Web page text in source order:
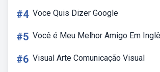
#4 Voce Quis Dizer Google
#5 Você é Meu Melhor Amigo Em
#6 Visual Arte Comunicação Visual